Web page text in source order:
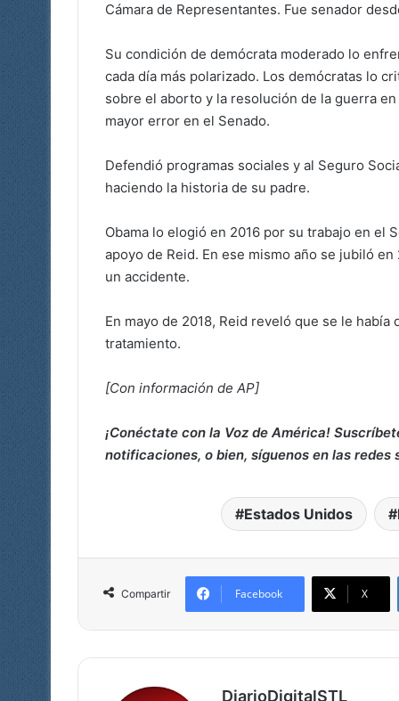
Cámara de Representantes. Fue senador
Su condición de demócrata moderado lo
cada día más polarizado. Los demócratas lo
sobre el aborto y la resolución de la guerra
mayor error en el Senado.
Defendió programas sociales y al Seguro
haciendo la historia de su padre.
Obama lo elogió en 2016 por su trabajo en el
apoyo de Reid. En ese mismo año se jubiló
un accidente.
En mayo de 2018, Reid reveló que se le
tratamiento.
[Con información de AP]
¡Conéctate con la Voz de América!
notificaciones, o bien, síguenos en las redes
Estados Unidos
Compartir Facebook X
DiarioDigitalSTL